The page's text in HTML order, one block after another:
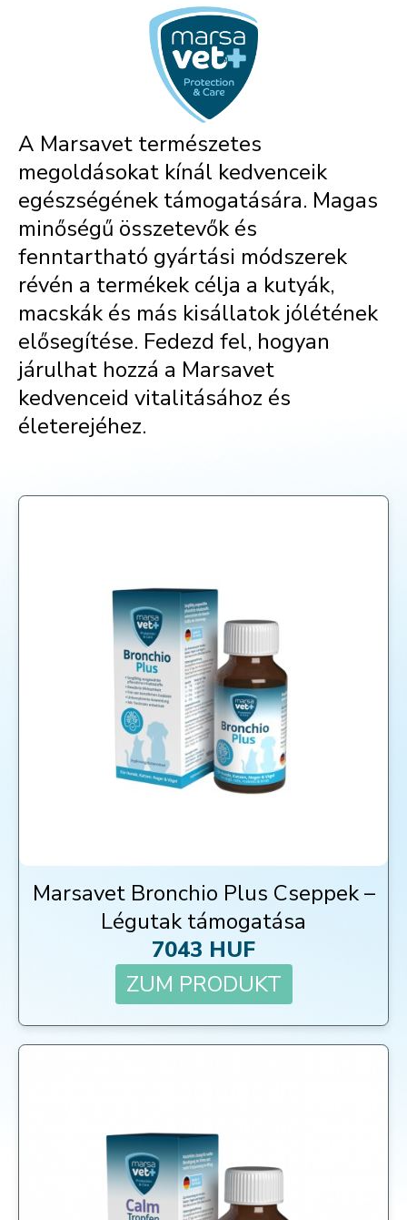
A Marsavet természetes
megoldásokat kínál kedvenceik
egészségének támogatására. Magas
minőségű összetevők és
fenntartható gyártási módszerek
révén a termékek célja a kutyák,
macskák és más kisállatok jólétének
elősegítése. Fedezd fel, hogyan
járulhat hozzá a Marsavet
kedvenceid vitalitásához és
életerejéhez.
Marsavet Bronchio Plus Cseppek –
Légutak támogatása
7043 HUF
ZUM PRODUKT